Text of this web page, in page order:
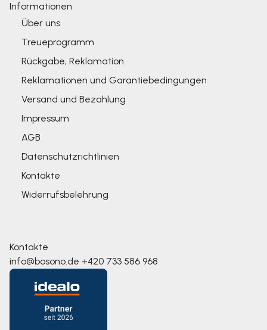
Informationen
Über uns
Treueprogramm
Rückgabe, Reklamation
Reklamationen und Garantiebedingungen
Versand und Bezahlung
Impressum
AGB
Datenschutzrichtlinien
Kontakte
Widerrufsbelehrung
Kontakte
info@bosono.de +420 733 586 968